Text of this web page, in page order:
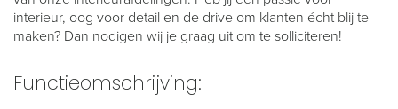
interieur, oog voor detail en de drive om klanten écht blij te
maken? Dan nodigen wij je graag uit om te solliciteren!
Functieomschrijving: